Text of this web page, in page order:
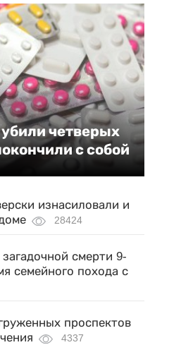
четверых
с собой
изнасиловали и
28424
смерти 9-
семейного похода с
проспектов
4337